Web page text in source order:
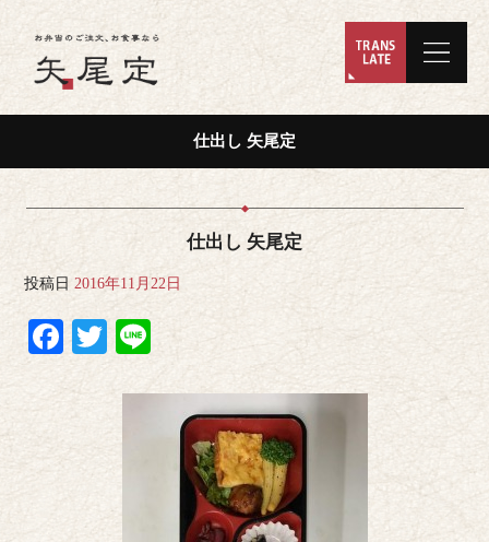
仕出し 矢尾定
仕出し 矢尾定
投稿日 2016年11月22日
Facebook
TwitterLine